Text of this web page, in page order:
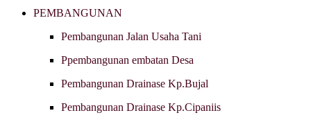
PEMBANGUNAN
Pembangunan Jalan Usaha Tani
Ppembangunan embatan Desa
Pembangunan Drainase Kp.Bujal
Pembangunan Drainase Kp.Cipaniis